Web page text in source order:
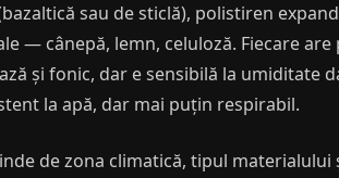
sau de sticlă), polistiren
— cânepă, lemn, celuloză. Fiecare
și fonic, dar e sensibilă la umiditate
la apă, dar mai puțin respirabil.
de zona climatică, tipul